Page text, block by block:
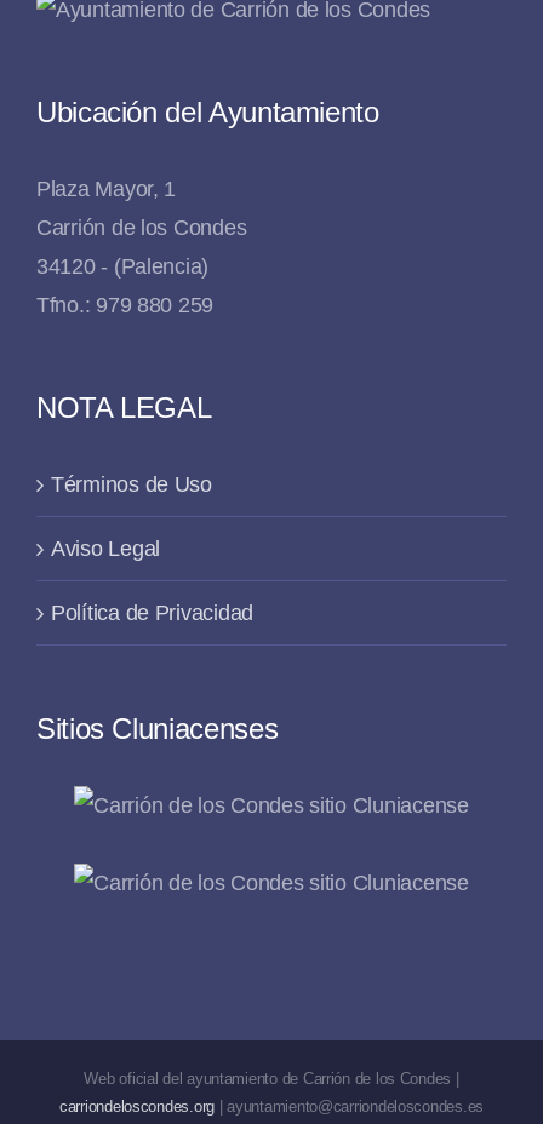
Ubicación del Ayuntamiento
Plaza Mayor, 1
Carrión de los Condes
34120 - (Palencia)
Tfno.: 979 880 259
NOTA LEGAL
Términos de Uso
Aviso Legal
Política de Privacidad
Sitios Cluniacenses
Web oficial del ayuntamiento de Carrión de los Condes |
carriondeloscondes.org | ayuntamiento@carriondeloscondes.es